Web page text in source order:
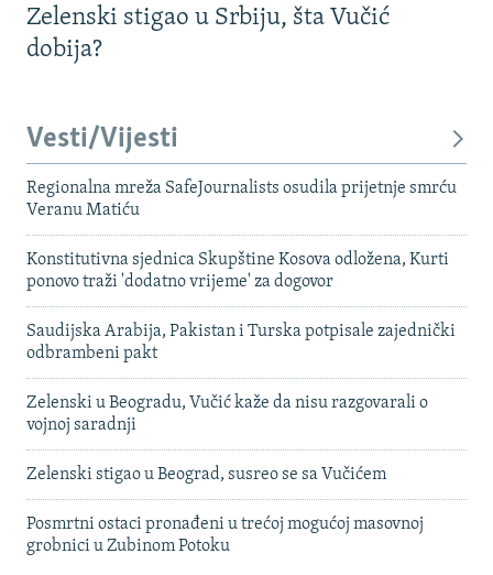
Zelenski stigao u Srbiju, šta Vučić
dobija?
Vesti/Vijesti
Regionalna mreža SafeJournalists osudila prijetnje smrću
Veranu Matiću
Konstitutivna sjednica Skupštine Kosova odložena, Kurti
ponovo traži 'dodatno vrijeme' za dogovor
Saudijska Arabija, Pakistan i Turska potpisale zajednički
odbrambeni pakt
Zelenski u Beogradu, Vučić kaže da nisu razgovarali o
vojnoj saradnji
Zelenski stigao u Beograd, susreo se sa Vučićem
Posmrtni ostaci pronađeni u trećoj mogućoj masovnoj
grobnici u Zubinom Potoku